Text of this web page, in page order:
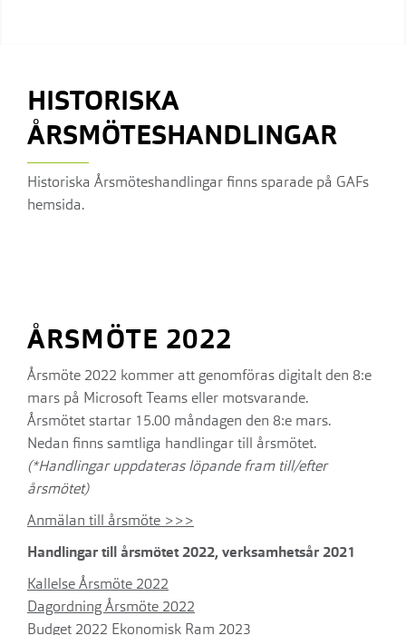
HISTORISKA
ÅRSMÖTESHANDLINGAR
Historiska Årsmöteshandlingar finns sparade på GAFs
hemsida.
ÅRSMÖTE 2022
Årsmöte 2022 kommer att genomföras digitalt den 8:e
mars på Microsoft Teams eller motsvarande.
Årsmötet startar 15.00 måndagen den 8:e mars.
Nedan finns samtliga handlingar till årsmötet.
(*Handlingar uppdateras löpande fram till/efter
årsmötet)
Anmälan till årsmöte >>>
Handlingar till årsmötet 2022, verksamhetsår 2021
Kallelse Årsmöte 2022
Dagordning Årsmöte 2022
Budget 2022 Ekonomisk Ram 2023